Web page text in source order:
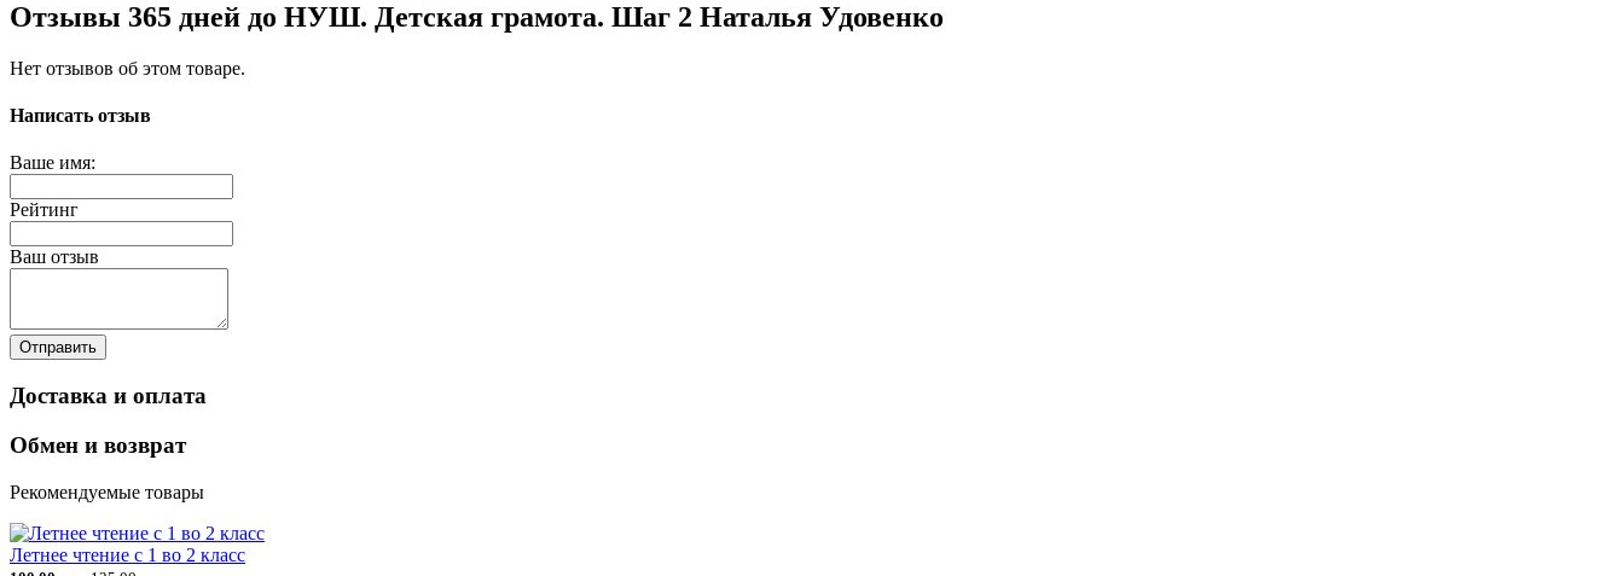
Отзывы 365 дней до НУШ. Детская грамота. Шаг 2 Наталья Удовенко
Нет отзывов об этом товаре.
Написать отзыв
Ваше имя:
Рейтинг
Ваш отзыв
Отправить
Доставка и оплата
Обмен и возврат
Рекомендуемые товары
Летнее чтение с 1 во 2 класс